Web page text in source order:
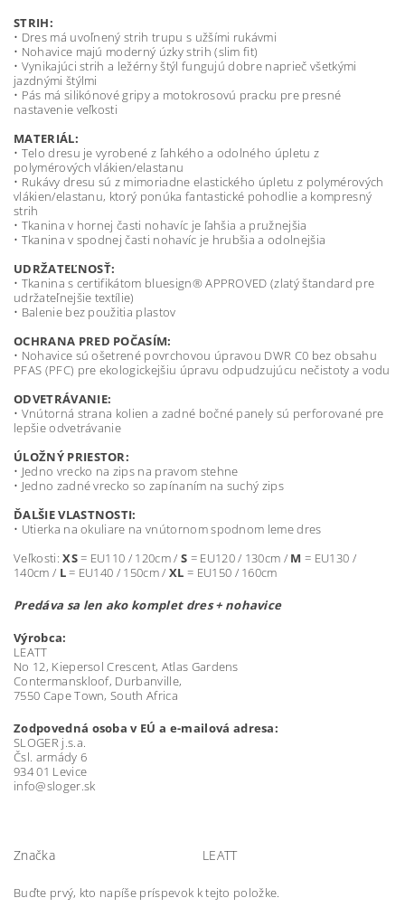
STRIH:
• Dres má uvoľnený strih trupu s užšími rukávmi
• Nohavice majú moderný úzky strih (slim fit)
• Vynikajúci strih a ležérny štýl fungujú dobre naprieč všetkými
jazdnými štýlmi
• Pás má silikónové gripy a motokrosovú pracku pre presné
nastavenie veľkosti
MATERIÁL:
• Telo dresu je vyrobené z ľahkého a odolného úpletu z
polymérových vlákien/elastanu
• Rukávy dresu sú z mimoriadne elastického úpletu z polymérových
vlákien/elastanu, ktorý ponúka fantastické pohodlie a kompresný
strih
• Tkanina v hornej časti nohavíc je ľahšia a pružnejšia
• Tkanina v spodnej časti nohavíc je hrubšia a odolnejšia
UDRŽATEĽNOSŤ:
• Tkanina s certifikátom bluesign® APPROVED (zlatý štandard pre
udržateľnejšie textílie)
• Balenie bez použitia plastov
OCHRANA PRED POČASÍM:
• Nohavice sú ošetrené povrchovou úpravou DWR C0 bez obsahu
PFAS (PFC) pre ekologickejšiu úpravu odpudzujúcu nečistoty a vodu
ODVETRÁVANIE:
• Vnútorná strana kolien a zadné bočné panely sú perforované pre
lepšie odvetrávanie
ÚLOŽNÝ PRIESTOR:
• Jedno vrecko na zips na pravom stehne
• Jedno zadné vrecko so zapínaním na suchý zips
ĎALŠIE VLASTNOSTI:
• Utierka na okuliare na vnútornom spodnom leme dres
Veľkosti:XS= EU110 / 120cm / S = EU120 / 130cm / M = EU130 /
140cm / L= EU140 / 150cm / XL = EU150 / 160cm
Predáva sa len ako komplet dres + nohavice
Výrobca:
LEATT
No 12, Kiepersol Crescent, Atlas Gardens
Contermanskloof, Durbanville,
7550 Cape Town, South Africa
Zodpovedná osoba v EÚ a e-mailová adresa:
SLOGER j.s.a.
Čsl. armády 6
934 01 Levice
info@sloger.sk
Značka LEATT
Buďte prvý, kto napíše príspevok k tejto položke.